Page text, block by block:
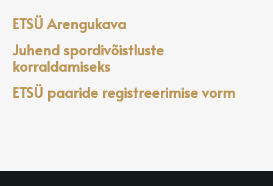
ETSÜ Arengukava
Juhend spordivõistluste
korraldamiseks
ETSÜ paaride registreerimise vorm